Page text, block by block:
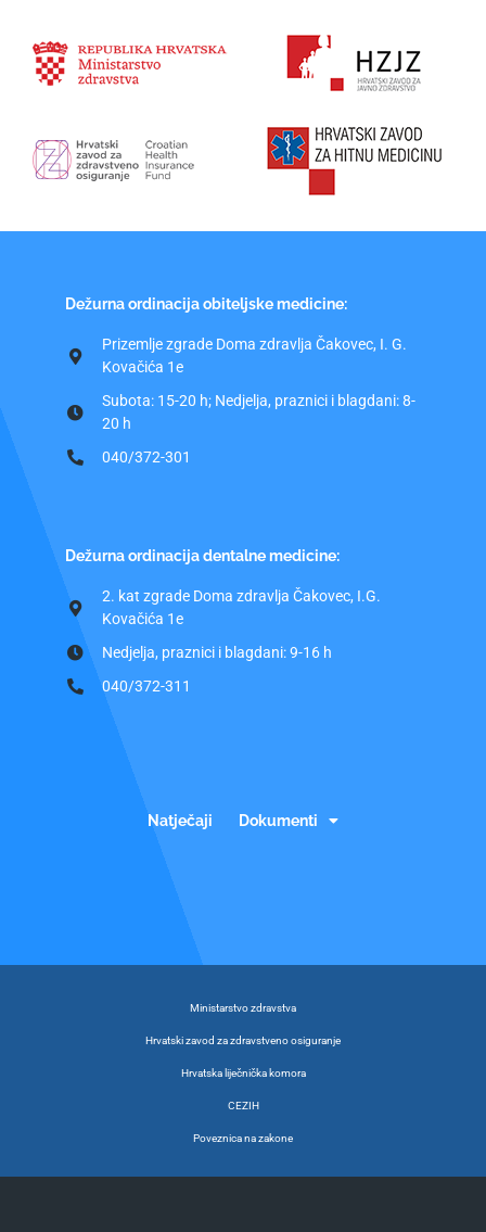
Dežurna ordinacija obiteljske medicine:
Prizemlje zgrade Doma zdravlja Čakovec, I. G.
Kovačića 1e
Subota: 15-20 h; Nedjelja, praznici i blagdani: 8-
20 h
040/372-301
Dežurna ordinacija dentalne medicine:
2. kat zgrade Doma zdravlja Čakovec, I.G.
Kovačića 1e
Nedjelja, praznici i blagdani: 9-16 h
040/372-311
Natječaji Dokumenti
Ministarstvo zdravstva
Hrvatski zavod za zdravstveno osiguranje
Hrvatska liječnička komora
CEZIH
Poveznica na zakone